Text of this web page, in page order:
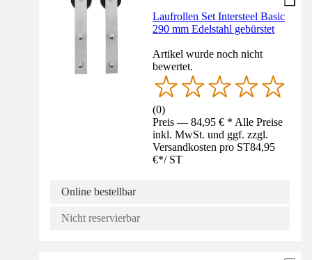
Laufrollen Set Intersteel Basic
290 mm Edelstahl gebürstet
Artikel wurde noch nicht
bewertet.
(0)
Preis — 84,95 € * Alle Preise
inkl. MwSt. und ggf. zzgl.
Versandkosten pro ST84,95
€*/ ST
Online bestellbar
Nicht reservierbar